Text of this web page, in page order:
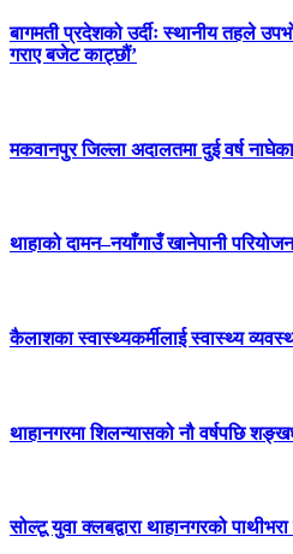
बागमती प्रदेशको उर्दीः स्थानीय तहले
गराए बजेट काट्छौं’
मकवानपुर जिल्ला अदालतमा दुई वर्ष नाघेका
थाहाको दामन–नयाँगाउँ खानेपानी
कैलाशका स्वास्थ्यकर्मीलाई स्वास्थ्य
थाहानगरमा शिलन्यासको नौ वर्षपछि
सोल्टू युवा क्लबद्वारा थाहानगरको